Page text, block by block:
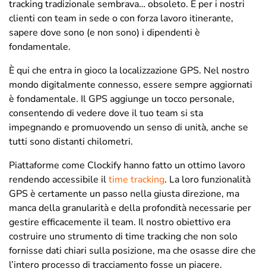
tracking tradizionale sembrava… obsoleto. E per i nostri
clienti con team in sede o con forza lavoro itinerante,
sapere dove sono (e non sono) i dipendenti è
fondamentale.
È qui che entra in gioco la localizzazione GPS. Nel nostro
mondo digitalmente connesso, essere sempre aggiornati
è fondamentale. Il GPS aggiunge un tocco personale,
consentendo di vedere dove il tuo team si sta
impegnando e promuovendo un senso di unità, anche se
tutti sono distanti chilometri.
Piattaforme come Clockify hanno fatto un ottimo lavoro
rendendo accessibile iltime tracking. La loro funzionalità
GPS è certamente un passo nella giusta direzione, ma
manca della granularità e della profondità necessarie per
gestire efficacemente il team. Il nostro obiettivo era
costruire uno strumento di time tracking che non solo
fornisse dati chiari sulla posizione, ma che osasse dire che
l’intero processo di tracciamento fosse un piacere.